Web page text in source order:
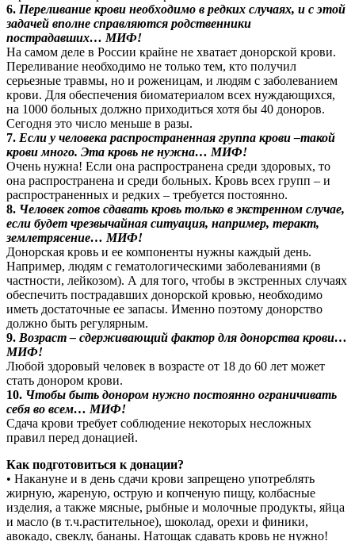
6. Переливание крови необходимо в редких случаях, и с этой
задачей вполне справляются родственники
пострадавших… МИФ!
На самом деле в России крайне не хватает донорской крови.
Переливание необходимо не только тем, кто получил
серьезные травмы, но и роженицам, и людям с заболеванием
крови. Для обеспечения биоматериалом всех нуждающихся,
на 1000 больных должно приходиться хотя бы 40 доноров.
Сегодня это число меньше в разы.
7. Если у человека распространенная группа крови –такой
крови много. Эта кровь не нужна… МИФ!
Очень нужна! Если она распространена среди здоровых, то
она распространена и среди больных. Кровь всех групп – и
распространенных и редких – требуется постоянно.
8. Человек готов сдавать кровь только в экстренном случае,
если будет чрезвычайная ситуация, например, теракт,
землетрясение… МИФ!
Донорская кровь и ее компоненты нужны каждый день.
Например, людям с гематологическими заболеваниями (в
частности, лейкозом). А для того, чтобы в экстренных случаях
обеспечить пострадавших донорской кровью, необходимо
иметь достаточные ее запасы. Именно поэтому донорство
должно быть регулярным.
9. Возраст – сдерживающий фактор для донорства крови…
МИФ!
Любой здоровый человек в возрасте от 18 до 60 лет может
стать донором крови.
10. Чтобы быть донором нужно постоянно ограничивать
себя во всем… МИФ!
Сдача крови требует соблюдение некоторых несложных
правил перед донацией.
Как подготовиться к донации?
• Накануне и в день сдачи крови запрещено употреблять
жирную, жареную, острую и копченую пищу, колбасные
изделия, а также мясные, рыбные и молочные продукты, яйца
и масло (в т.ч.растительное), шоколад, орехи и финики,
авокадо, свеклу, бананы. Натощак сдавать кровь не нужно!